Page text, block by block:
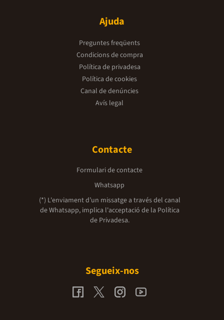
Ajuda
Preguntes freqüents
Condicions de compra
Política de privadesa
Política de cookies
Canal de denúncies
Avís legal
Contacte
Formulari de contacte
Whatsapp
(*) L'enviament d’un missatge a través del canal
de Whatsapp, implica l'acceptació de la Política
de Privadesa.
Segueix-nos